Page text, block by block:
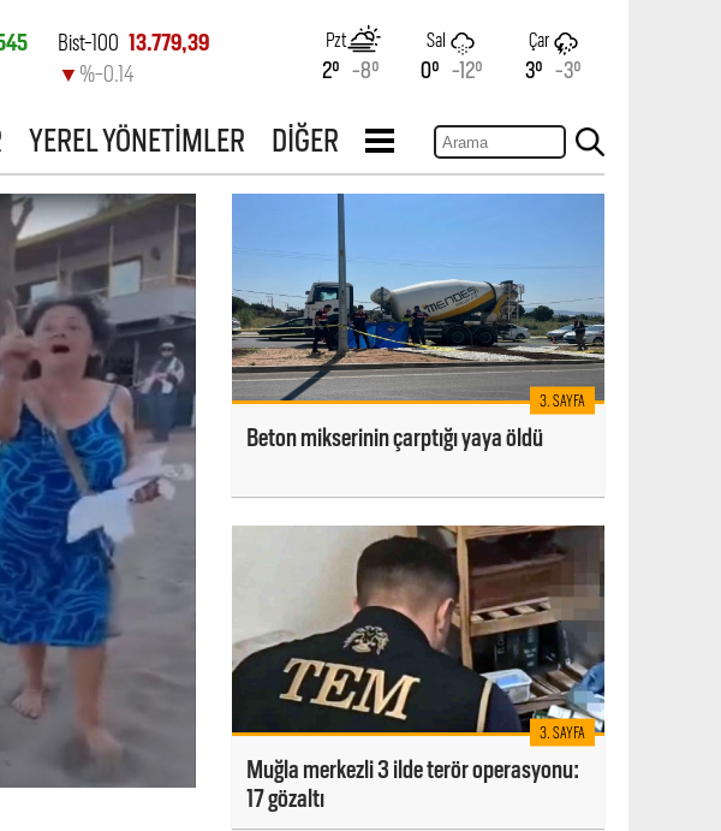
Bist-100 13.779,39
▼ %-0.14
Pzt
2° -8°
Sal
0° -12°
Çar
3° -3°
YEREL YÖNETİMLER DİĞER
3. SAYFA
Beton mikserinin çarptığı yaya öldü
3. SAYFA
Muğla merkezli 3 ilde terör operasyonu:
17 gözaltı